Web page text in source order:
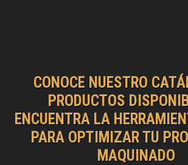
CONOCE NUESTRO
PRODUCTOS
ENCUENTRA LA
PARA OPTIMIZAR TU
MAQUINADO